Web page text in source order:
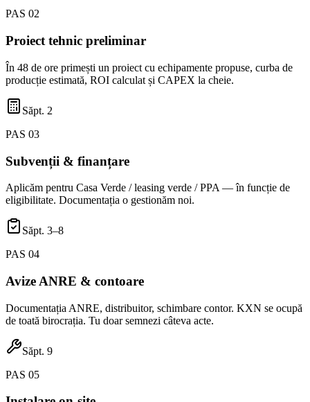
PAS 02
Proiect tehnic preliminar
În 48 de ore primești un proiect cu echipamente propuse, curba de
producție estimată, ROI calculat și CAPEX la cheie.
Săpt. 2
PAS 03
Subvenții & finanțare
Aplicăm pentru Casa Verde / leasing verde / PPA — în funcție de
eligibilitate. Documentația o gestionăm noi.
Săpt. 3–8
PAS 04
Avize ANRE & contoare
Documentația ANRE, distribuitor, schimbare contor. KXN se ocupă
de toată birocrația. Tu doar semnezi câteva acte.
Săpt. 9
PAS 05